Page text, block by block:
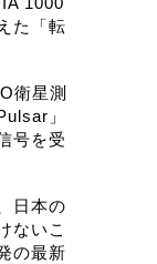
た「転
衛星測
」
号を受
日本の
ないこ
の最新